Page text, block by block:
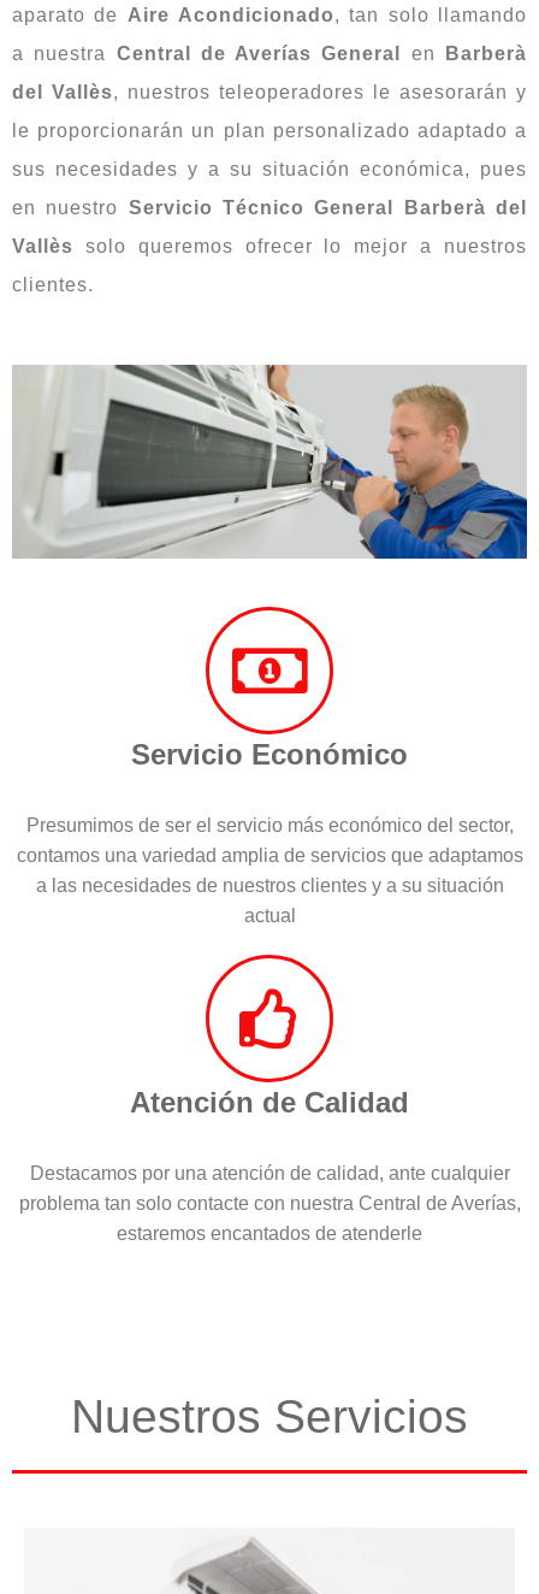
aparato de Aire Acondicionado, tan solo llamando
a nuestra Central de Averías General en
Barberà
del
Vallès, nuestros teleoperadores le asesorarán y
le proporcionarán un plan personalizado adaptado a
sus necesidades y a su situación económica, pues
en nuestro Servicio Técnico General Barberà del
Vallès solo queremos ofrecer lo mejor a nuestros
clientes.
Servicio Económico
Presumimos de ser el servicio más económico del sector,
contamos una variedad amplia de servicios que adaptamos
a las necesidades de nuestros clientes y a su situación
actual
Atención de Calidad
Destacamos por una atención de calidad, ante cualquier
problema tan solo contacte con nuestra Central de Averías,
estaremos encantados de atenderle
Nuestros Servicios